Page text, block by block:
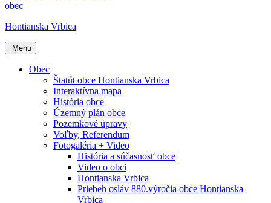
obec
Hontianska Vrbica
Menu
Obec
Štatút obce Hontianska Vrbica
Interaktívna mapa
História obce
Územný plán obce
Pozemkové úpravy
Voľby, Referendum
Fotogaléria + Video
História a súčasnosť obce
Video o obci
Hontianska Vrbica
Priebeh osláv 880.výročia obce Hontianska
Vrbica